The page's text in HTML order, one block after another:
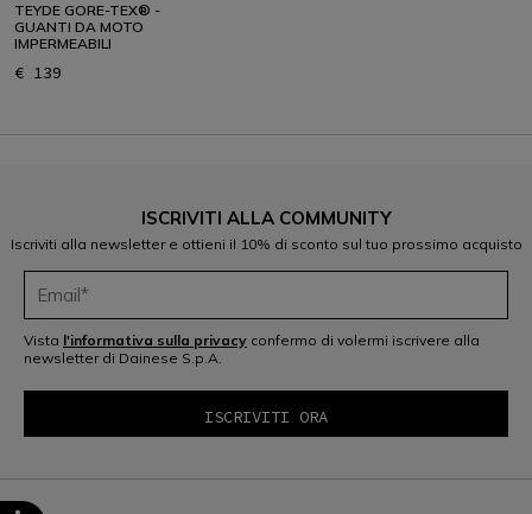
TEYDE GORE-TEX® -
GUANTI DA MOTO
IMPERMEABILI
€ 139
ISCRIVITI ALLA COMMUNITY
Iscriviti alla newsletter e ottieni il 10% di sconto sul tuo prossimo acquisto
Vista l'informativa sulla privacy confermo di volermi iscrivere alla
newsletter di Dainese S.p.A.